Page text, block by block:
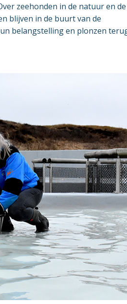
zeehonden in de natuur en de
blijven in de buurt van de
belangstelling en plonzen